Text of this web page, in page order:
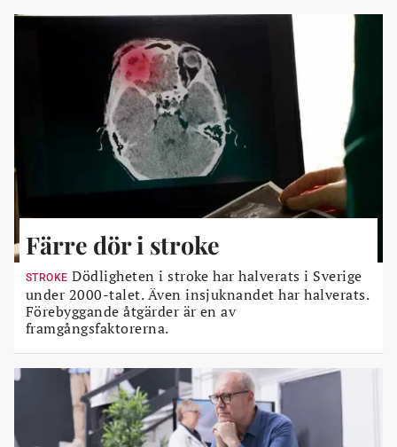
Färre dör i stroke
STROKE Dödligheten i stroke har halverats i Sverige
under 2000-talet. Även insjuknandet har halverats.
Förebyggande åtgärder är en av
framgångsfaktorerna.